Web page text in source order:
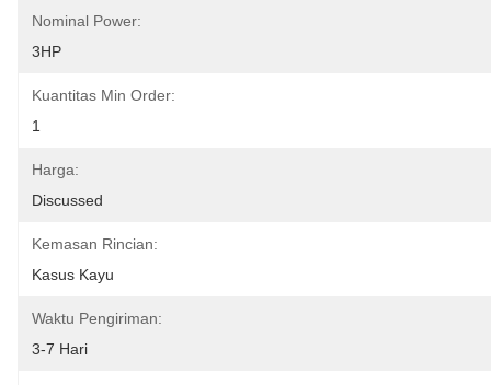
Nominal Power:
3HP
Kuantitas Min Order:
1
Harga:
Discussed
Kemasan Rincian:
Kasus Kayu
Waktu Pengiriman:
3-7 Hari